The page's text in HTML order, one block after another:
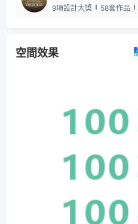
9項設計大獎
58套作品
空間效果